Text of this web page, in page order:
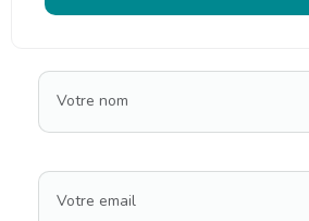
Votre nom
Votre email